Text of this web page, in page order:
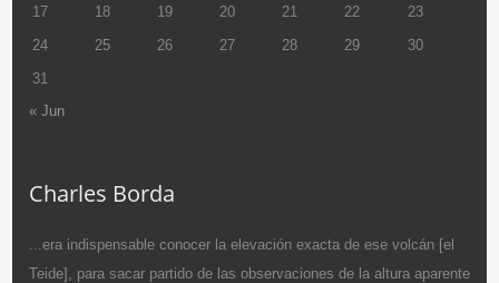
17
18 19 20 21 22
23
24
25 26 27 28 29
30
31
« Jun
Charles Borda
...era indispensable conocer la elevación exacta de ese volcán [el
Teide], para sacar partido de las observaciones de la altura aparente